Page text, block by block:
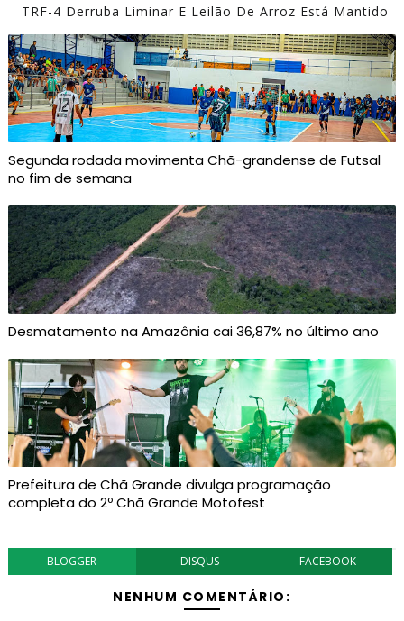
TRF-4 Derruba Liminar E Leilão De Arroz Está Mantido
Segunda rodada movimenta Chã-grandense de Futsal
no fim de semana
Desmatamento na Amazônia cai 36,87% no último ano
Prefeitura de Chã Grande divulga programação
completa do 2º Chã Grande Motofest
BLOGGER DISQUS FACEBOOK
NENHUM COMENTÁRIO: